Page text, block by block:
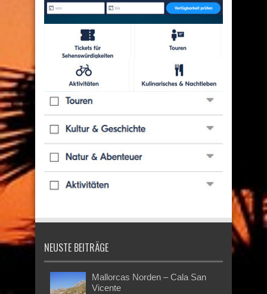
NEUSTE BEITRÄGE
Mallorcas Norden – Cala San
Vicente